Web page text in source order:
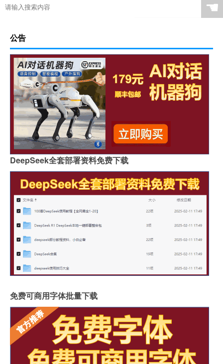
☚
公告
DeepSeek全套部署资料免费下载
免费可商用字体批量下载